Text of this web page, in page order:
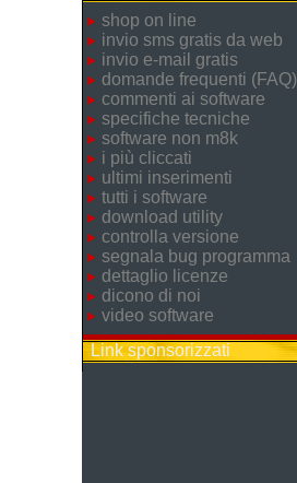
shop on line
invio sms gratis da web
invio e-mail gratis
domande frequenti (FAQ)
commenti ai software
specifiche tecniche
software non m8k
i più cliccati
ultimi inserimenti
tutti i software
download utility
controlla versione
segnala bug programma
dettaglio licenze
dicono di noi
video software
Link sponsorizzati